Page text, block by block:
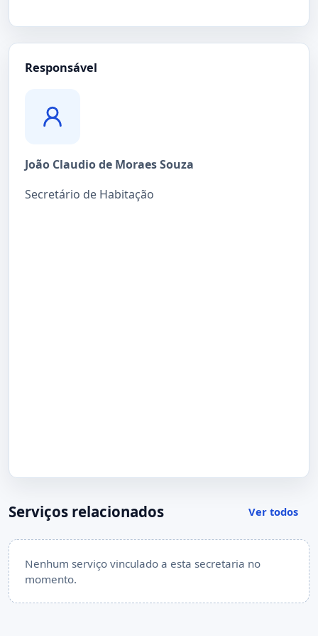
Responsável
João Claudio de Moraes Souza
Secretário de Habitação
Serviços relacionados Ver todos
Nenhum serviço vinculado a esta secretaria no
momento.